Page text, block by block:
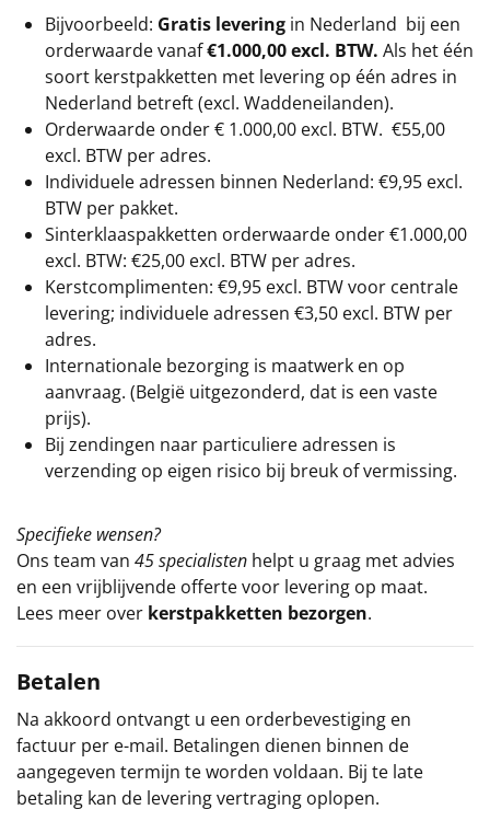
Bijvoorbeeld: Gratis levering in Nederland bij een
orderwaarde vanaf€1.000,00 excl. BTW. Als het één
soort kerstpakketten met levering op één adres in
Nederland betreft (excl. Waddeneilanden).
Orderwaarde onder € 1.000,00 excl. BTW. €55,00
excl. BTW per adres.
Individuele adressen binnen Nederland: €9,95 excl.
BTW per pakket.
Sinterklaaspakketten orderwaarde onder €1.000,00
excl. BTW: €25,00 excl. BTW per adres.
Kerstcomplimenten: €9,95 excl. BTW voor centrale
levering; individuele adressen €3,50 excl. BTW per
adres.
Internationale bezorging is maatwerk en op
aanvraag. (België uitgezonderd, dat is een vaste
prijs).
Bij zendingen naar particuliere adressen is
verzending op eigen risico bij breuk of vermissing.
Specifieke wensen?
Ons team van 45 specialisten helpt u graag met advies
en een vrijblijvende offerte voor levering op maat.
Lees meer over kerstpakketten bezorgen.
Betalen
Na akkoord ontvangt u een orderbevestiging en
factuur per e-mail. Betalingen dienen binnen de
aangegeven termijn te worden voldaan. Bij te late
betaling kan de levering vertraging oplopen.